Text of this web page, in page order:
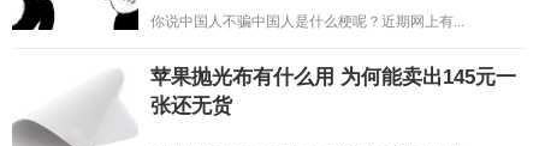
你说中国人不骗中国人是什么梗呢？近期网上有...
苹果抛光布有什么用 为何能卖出145元一
张还无货